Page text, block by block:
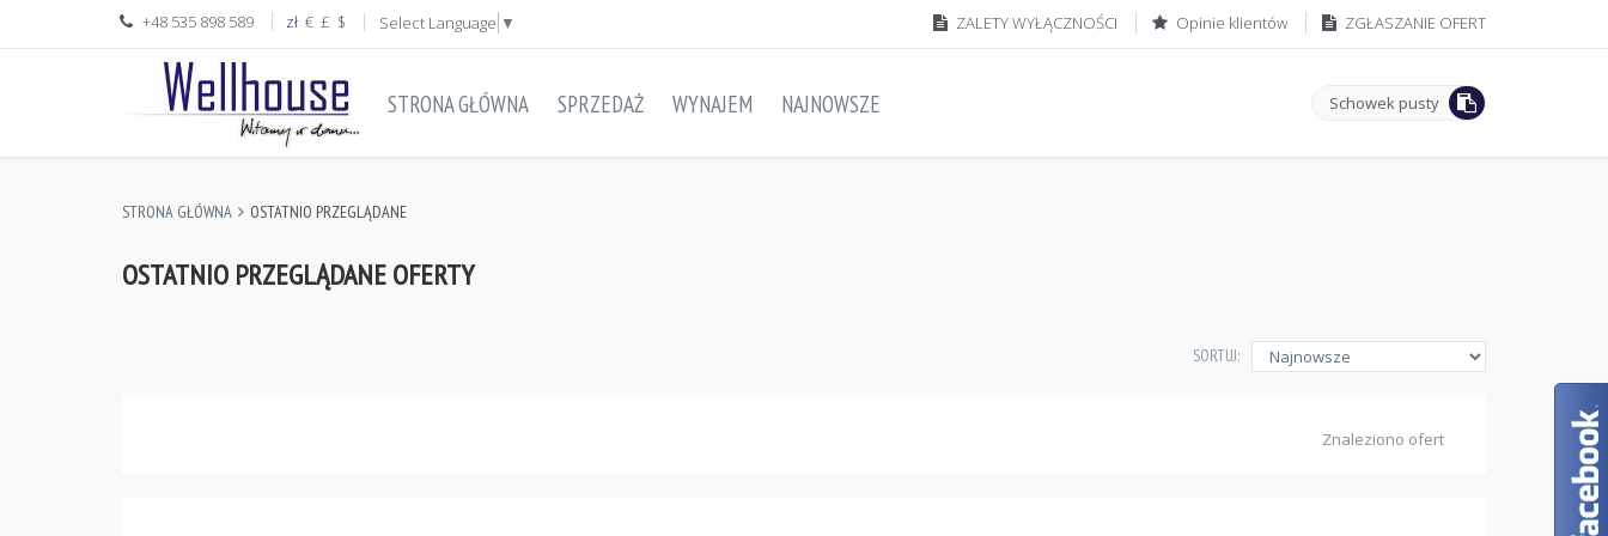
+48 535 898 589 zł € £ $ Select Language ▼ ZALETY WYŁĄCZNOŚCI Opinie klientów ZGŁASZANIE OFERT
Schowek pusty
STRONA GŁÓWNA SPRZEDAŻ WYNAJEM NAJNOWSZE
STRONA GŁÓWNA OSTATNIO PRZEGLĄDANE
OSTATNIO PRZEGLĄDANE OFERTY
SORTUJ:
Znaleziono ofert